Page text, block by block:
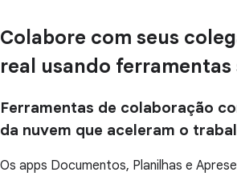
Colabore com seus
real usando ferramentas
Ferramentas de colaboração
da nuvem que aceleram o
Os apps Documentos, Planilhas e